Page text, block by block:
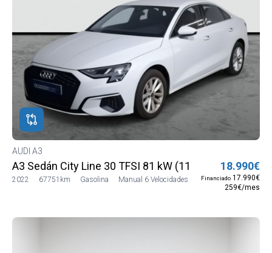
AUDI A3
A3 Sedán City Line 30 TFSI 81 kW (110 CV)
2022 67751km Gasolina Manual 6 Velocidades
18.990€
Financiado 17.990€
259€/mes